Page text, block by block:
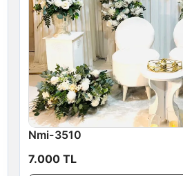
Nmi-3510
7.000 TL